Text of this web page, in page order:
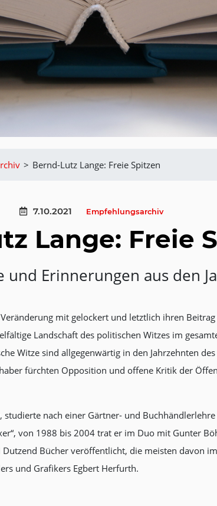
> Bernd-Lutz Lange: Freie Spitzen
7.10.2021 Empfehlungsarchiv
Lange: Freie
und Erinnerungen aus den
mit gelockert und letztlich ihren Beitrag
Landschaft des politischen Witzes im
Witze sind allgegenwärtig in den Jahrzehnten
fürchten Opposition und offene Kritik der
studierte nach einer Gärtner- und
von 1988 bis 2004 trat er im Duo mit Gunter
Bücher veröffentlicht, die meisten davon
und Grafikers Egbert Herfurth.